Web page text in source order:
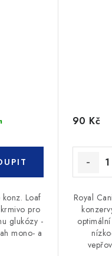
Loaf
pro
glukózy -
mono- a
90 Kč
Royal